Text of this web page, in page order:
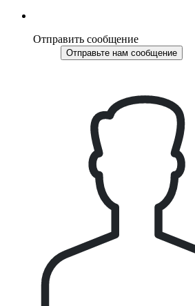
Отправить сообщение
Отправьте нам сообщение